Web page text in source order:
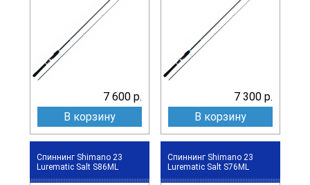
7 600 р.
В корзину
7 300 р.
В корзину
Спиннинг Shimano 23
Lurematic Salt S86ML
Спиннинг Shimano 23
Lurematic Salt S76ML